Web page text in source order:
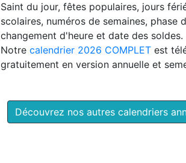
Saint du jour, fêtes populaires, jours
scolaires, numéros de semaines, phase
changement d'heure et date des soldes.
Notre calendrier 2026 COMPLET est
gratuitement en version annuelle et
Découvrez nos autres calendriers